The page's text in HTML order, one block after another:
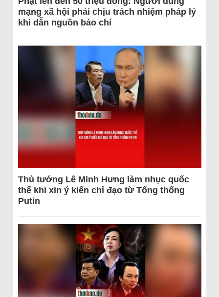
mạng xã hội phải chịu trách nhiệm pháp lý
khi dẫn nguồn báo chí
Thủ tướng Lê Minh Hưng làm nhục quốc
thể khi xin ý kiến chỉ đạo từ Tổng thống
Putin